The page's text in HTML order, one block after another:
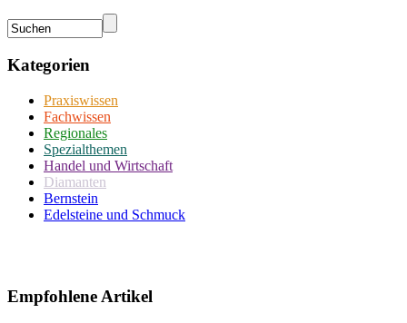
Kategorien
Praxiswissen
Fachwissen
Regionales
Spezialthemen
Handel und Wirtschaft
Diamanten
Bernstein
Edelsteine und Schmuck
Empfohlene Artikel